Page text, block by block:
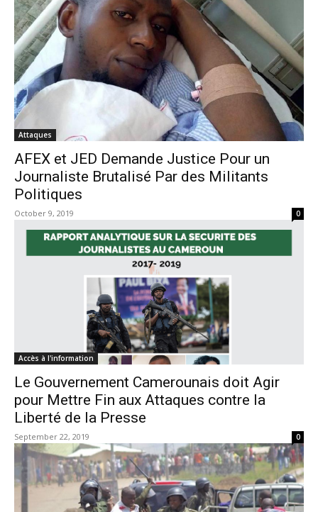
Attaques
AFEX et JED Demande Justice Pour un
Journaliste Brutalisé Par des Militants
Politiques
October 9, 2019 0
Accès à l'information
Le Gouvernement Camerounais doit Agir
pour Mettre Fin aux Attaques contre la
Liberté de la Presse
September 22, 2019 0